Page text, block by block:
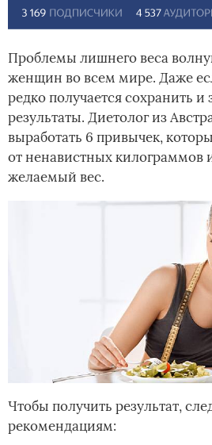
Проблемы лишнего веса
женщин во всем мире. Даже
редко получается сохранить и
результаты. Диетолог из
выработать 6 привычек,
от ненавистных килограммов
желаемый вес.
Чтобы получить результат,
рекомендациям: